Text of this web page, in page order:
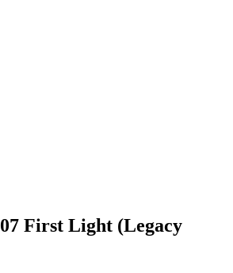
First Light (Legacy